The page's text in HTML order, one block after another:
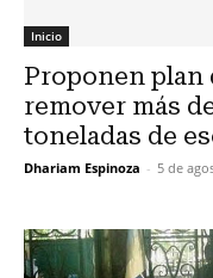
Inicio
Proponen plan
remover más
toneladas de
Dhariam Espinoza - 5 de